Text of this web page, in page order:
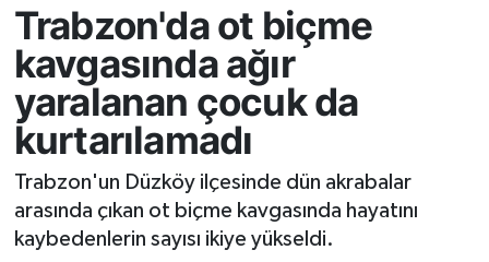
Trabzon'da ot biçme
kavgasında ağır
yaralanan çocuk da
kurtarılamadı
Trabzon'un Düzköy ilçesinde dün akrabalar
arasında çıkan ot biçme kavgasında hayatını
kaybedenlerin sayısı ikiye yükseldi.
Gündem
Kültür-Sanat
Resmi İlan
Sağlık